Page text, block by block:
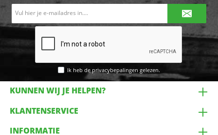
Ik heb deprivacybepalingen gelezen.
KUNNEN WIJ JE HELPEN?
KLANTENSERVICE
INFORMATIE